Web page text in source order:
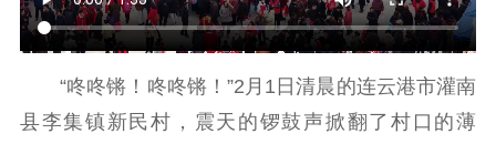
理论学习 宣传宣讲 研究阐释
哲学社科
社科强省 工作通知
成果集萃
“咚咚锵！咚咚锵！”2月1日清晨的连云港市灌南
县李集镇新民村，震天的锣鼓声掀翻了村口的薄